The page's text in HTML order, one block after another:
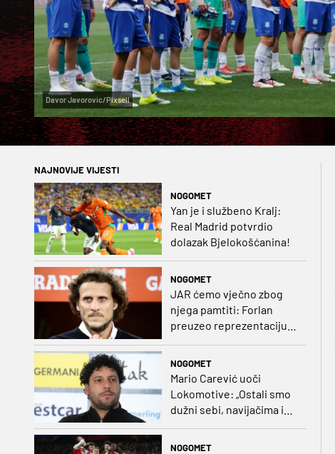
Davor Javorovic/Pixsell
NAJNOVIJE VIJESTI
NOGOMET
Yan je i službeno Kralj:
Real Madrid potvrdio
dolazak Bjelokošćanina!
NOGOMET
JAR ćemo vječno zbog
njega pamtiti: Forlan
preuzeo reprezentaciju
NOGOMET
Mario Carević uoči
Lokomotive: „Ostali smo
dužni sebi, navijačima i
klubu. Očekujem dobru
NOGOMET